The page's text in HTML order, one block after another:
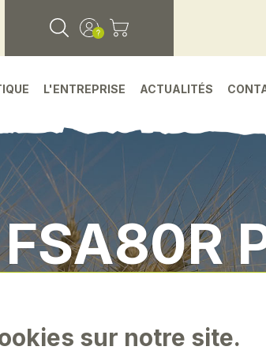
L'ENTREPRISE ACTUALITÉS
sur notre site.